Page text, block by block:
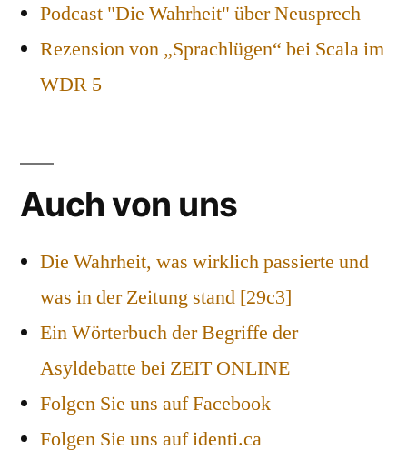
Podcast "Die Wahrheit" über Neusprech
Rezension von „Sprachlügen“ bei Scala im
WDR 5
Auch von uns
Die Wahrheit, was wirklich passierte und
was in der Zeitung stand [29c3]
Ein Wörterbuch der Begriffe der
Asyldebatte bei ZEIT ONLINE
Folgen Sie uns auf Facebook
Folgen Sie uns auf identi.ca